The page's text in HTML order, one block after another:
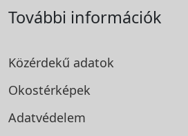
További információk
Közérdekű adatok
Okostérképek
Adatvédelem